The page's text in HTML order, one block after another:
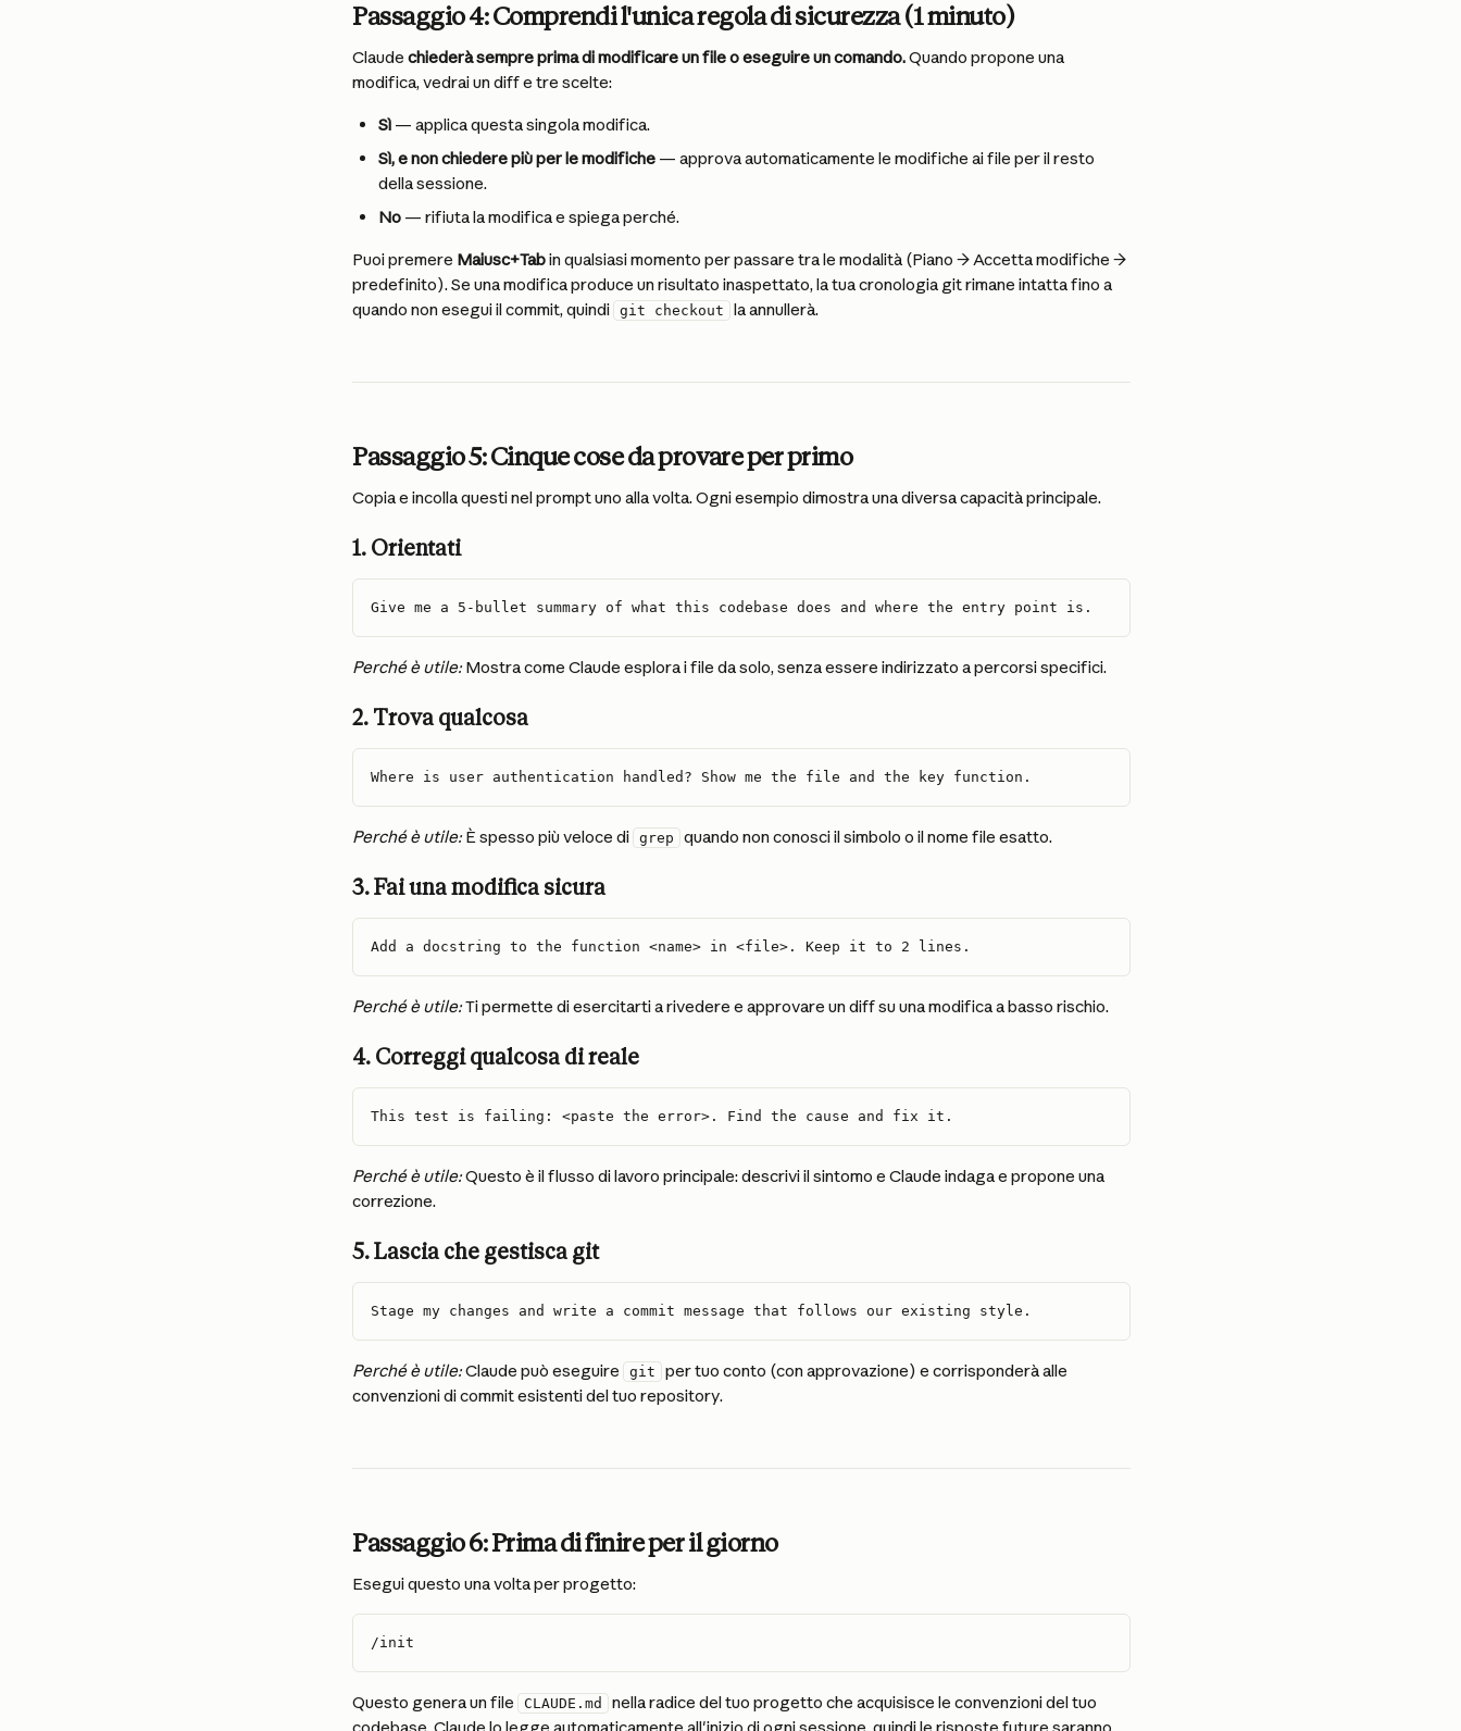
Passaggio 4: Comprendi l'unica regola di sicurezza (1 minuto)
Claude chiederà sempre prima di modificare un file o eseguire un comando. Quando propone una
modifica, vedrai un diff e tre scelte:
Sì — applica questa singola modifica.
Sì, e non chiedere più per le modifiche — approva automaticamente le modifiche ai file per il resto
della sessione.
No — rifiuta la modifica e spiega perché.
Puoi premere Maiusc+Tab in qualsiasi momento per passare tra le modalità (Piano → Accetta modifiche →
predefinito). Se una modifica produce un risultato inaspettato, la tua cronologia git rimane intatta fino a
quando non esegui il commit, quindi git checkout la annullerà.
Passaggio 5: Cinque cose da provare per primo
Copia e incolla questi nel prompt uno alla volta. Ogni esempio dimostra una diversa capacità principale.
1. Orientati
Give me a 5-bullet summary of what this codebase does and where the entry point is.
Perché è utile: Mostra come Claude esplora i file da solo, senza essere indirizzato a percorsi specifici.
2. Trova qualcosa
Where is user authentication handled? Show me the file and the key function.
Perché è utile: È spesso più veloce di grep quando non conosci il simbolo o il nome file esatto.
3. Fai una modifica sicura
Add a docstring to the function <name> in <file>. Keep it to 2 lines.
Perché è utile: Ti permette di esercitarti a rivedere e approvare un diff su una modifica a basso rischio.
4. Correggi qualcosa di reale
This test is failing: <paste the error>. Find the cause and fix it.
Perché è utile: Questo è il flusso di lavoro principale: descrivi il sintomo e Claude indaga e propone una
correzione.
5. Lascia che gestisca git
Stage my changes and write a commit message that follows our existing style.
Perché è utile: Claude può eseguire git
per tuo conto (con approvazione) e corrisponderà alle
convenzioni di commit esistenti del tuo repository.
Passaggio 6: Prima di finire per il giorno
Esegui questo una volta per progetto:
/init
Questo genera un file CLAUDE.md
nella radice del tuo progetto che acquisisce le convenzioni del tuo